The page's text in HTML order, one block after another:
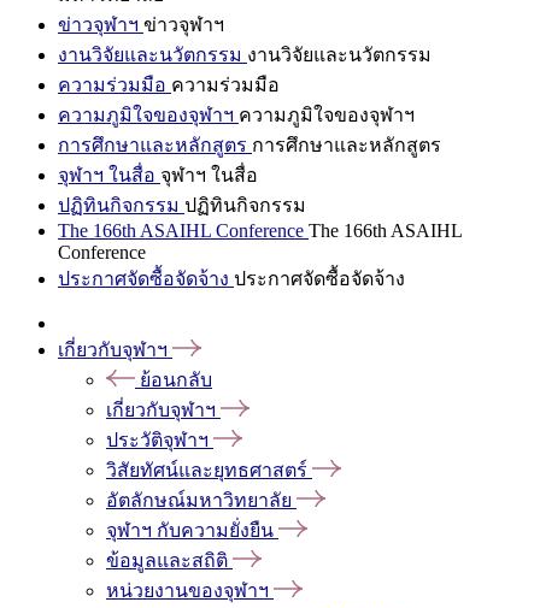
ข่าวจุฬาฯ ข่าวจุฬาฯ
งานวิจัยและนวัตกรรม งานวิจัยและนวัตกรรม
ความร่วมมือ ความร่วมมือ
ความภูมิใจของจุฬาฯ ความภูมิใจของจุฬาฯ
การศึกษาและหลักสูตร การศึกษาและหลักสูตร
จุฬาฯ ในสื่อ จุฬาฯ ในสื่อ
ปฏิทินกิจกรรม ปฏิทินกิจกรรม
The 166th ASAIHL Conference The 166th ASAIHL
Conference
ประกาศจัดซื้อจัดจ้าง ประกาศจัดซื้อจัดจ้าง
เกี่ยวกับจุฬาฯ
ย้อนกลับ
เกี่ยวกับจุฬาฯ
ประวัติจุฬาฯ
วิสัยทัศน์และยุทธศาสตร์
อัตลักษณ์มหาวิทยาลัย
จุฬาฯ กับความยั่งยืน
ข้อมูลและสถิติ
หน่วยงานของจุฬาฯ